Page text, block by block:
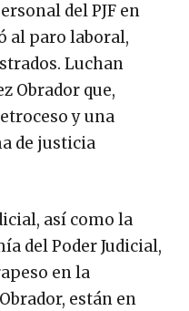
del PJF en
al paro laboral,
Luchan
Obrador que,
y una
de justicia
así como la
del Poder Judicial,
en la
están en